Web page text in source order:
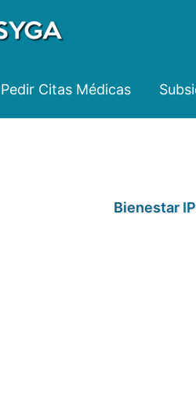
Pedir Citas Médicas
Bienestar